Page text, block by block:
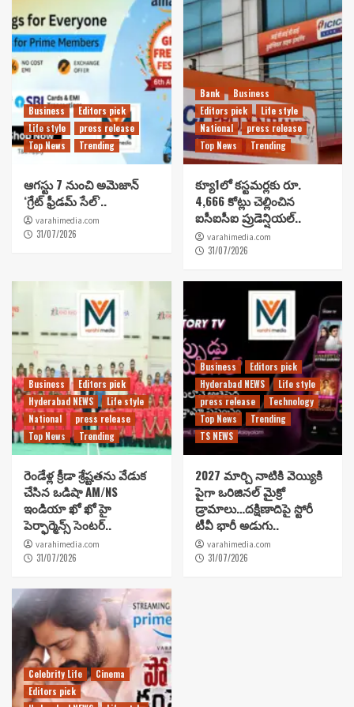
Business
Editors pick
Life style
press release
Top News
Trending
ఆగస్టు 7 నుంచి అమెజాన్
‘గ్రేట్ ఫ్రీడమ్ సేల్’..
varahimedia.com
31/07/2026
Bank
Business
Editors pick
Life style
National
press release
Top News
Trending
క్యూ1లో కస్టమర్లకు రూ.
4,666 కోట్లు చెల్లించిన
ఐసీఐసీఐ ప్రుడెన్షియల్..
varahimedia.com
31/07/2026
Business
Editors pick
Hyderabad NEWS
Life style
National
press release
Top News
Trending
రెండేళ్ల క్రీడా శ్రేష్టతను వేడుక
చేసిన ఒడిషా AM/NS
ఇండియా ఖో ఖో హై
పెర్ఫార్మెన్స్ సెంటర్..
varahimedia.com
31/07/2026
Business
Editors pick
Hyderabad NEWS
Life style
press release
Technology
Top News
Trending
TS NEWS
2027 మార్చి నాటికి వెయ్యికి
పైగా ఒరిజినల్ మైక్రో
డ్రామాలు…దక్షిణాదిపై స్టోరీ
టీవీ భారీ అడుగు..
varahimedia.com
31/07/2026
Celebrity Life
Cinema
Editors pick